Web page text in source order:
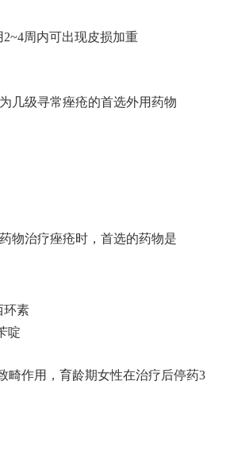
周内可出现皮损加重
几级寻常痤疮的首选外用药物
物治疗痤疮时，首选的药物是
环素
啶
畸作用，育龄期女性在治疗后停药3